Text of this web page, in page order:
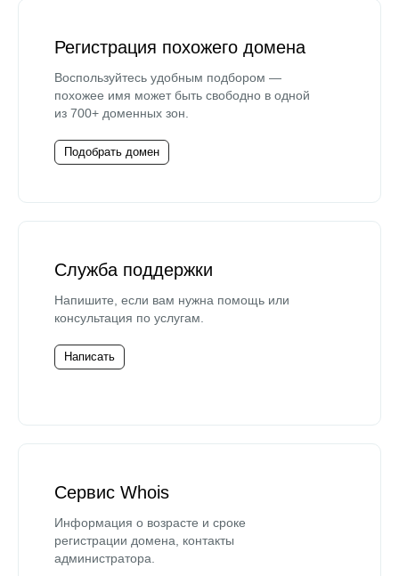
Регистрация похожего домена
Воспользуйтесь удобным подбором —
похожее имя может быть свободно в одной
из 700+ доменных зон.
Подобрать домен
Служба поддержки
Напишите, если вам нужна помощь или
консультация по услугам.
Написать
Сервис Whois
Информация о возрасте и сроке
регистрации домена, контакты
администратора.